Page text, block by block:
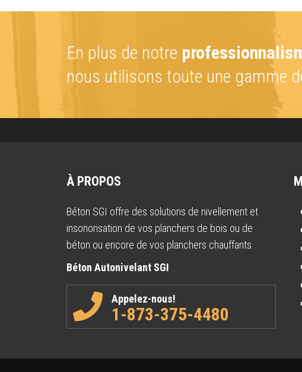
En plus de notre
nous utilisons toute une gamme
À PROPOS
Béton SGI offre des solutions de nivellement et
insonorisation de vos planchers de bois ou de
béton ou encore de vos planchers chauffants.
Béton Autonivelant SGI
Appelez-nous!
1-873-375-4480